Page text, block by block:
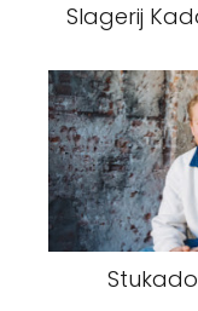
Slagerij